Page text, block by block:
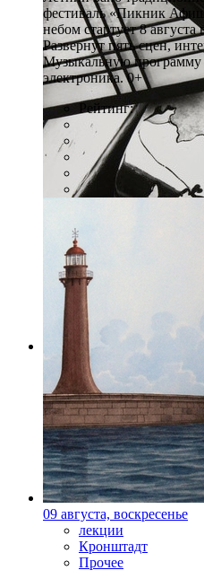
Фото: rosphoto.org
фестиваль «Пикник
небом стартует 8
Развернут пять сцен,
Музыкальную программу
электроника. 0+
Рейтинг:
09 августа, воскресенье
лекции
Кронштадт
Прочее